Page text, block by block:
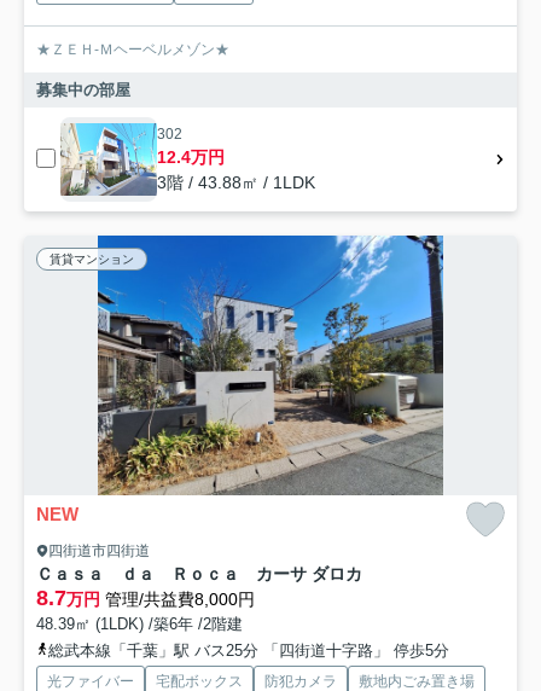
★ＺＥＨ-Ｍヘーベルメゾン★
募集中の部屋
302
12.4万円
3階 / 43.88㎡ / 1LDK
賃貸マンション
NEW
四街道市四街道
Ｃａｓａ ｄａ Ｒｏｃａ カーサ ダロカ
8.7万円 管理/共益費8,000円
48.39㎡ (1LDK) /築6年 /2階建
総武本線「千葉」駅 バス25分 「四街道十字路」 停歩5分
光ファイバー 宅配ボックス 防犯カメラ
敷地内ごみ置き場